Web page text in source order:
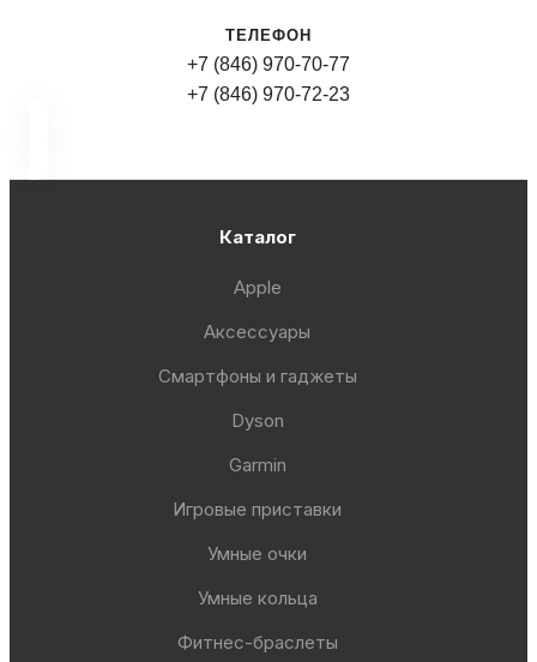
ТЕЛЕФОН
+7 (846) 970-70-77
+7 (846) 970-72-23
Каталог
Apple
Аксессуары
Смартфоны и гаджеты
Dyson
Garmin
Игровые приставки
Умные очки
Умные кольца
Фитнес-браслеты